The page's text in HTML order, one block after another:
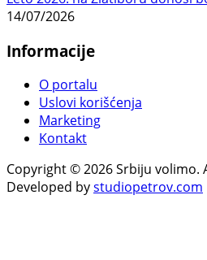
14/07/2026
Informacije
O portalu
Uslovi korišćenja
Marketing
Kontakt
Copyright © 2026 Srbiju volimo.
Developed bystudiopetrov.com